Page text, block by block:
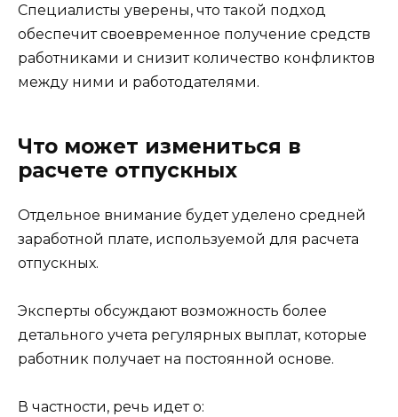
Специалисты уверены, что такой подход
обеспечит своевременное получение средств
работниками и снизит количество конфликтов
между ними и работодателями.
Что может измениться в
расчете отпускных
Отдельное внимание будет уделено средней
заработной плате, используемой для расчета
отпускных.
Эксперты обсуждают возможность более
детального учета регулярных выплат, которые
работник получает на постоянной основе.
В частности, речь идет о: